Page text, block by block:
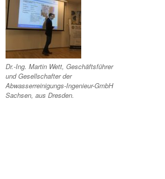
Dr.-Ing. Martin Wett, Geschäftsführer
und Gesellschafter der
Abwasserreinigungs-Ingenieur-GmbH
Sachsen, aus Dresden.